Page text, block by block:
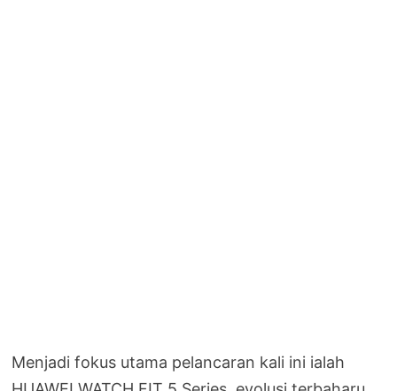
Menjadi fokus utama pelancaran kali ini ialah